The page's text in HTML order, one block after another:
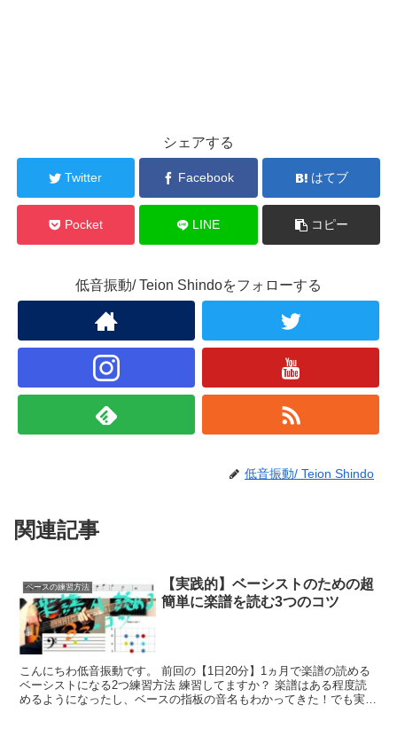
シェアする
Twitter Facebook はてブ
Pocket LINE コピー
低音振動/ Teion Shindoをフォローする
低音振動/ Teion Shindo
関連記事
ベースの練習方法
【実践的】ベーシストのための超
簡単に楽譜を読む3つのコツ
こんにちわ低音振動です。 前回の【1日20分】1ヵ月で楽譜の読める
ベーシストになる2つ練習方法 練習してますか？ 楽譜はある程度読
めるようになったし、ベースの指板の音名もわかってきた！でも実際